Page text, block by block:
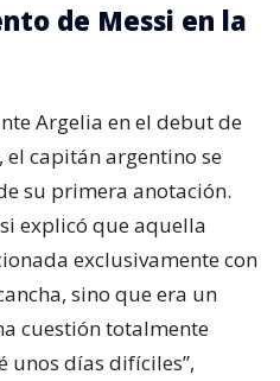
de Messi en la
Argelia en el debut de
el capitán argentino se
su primera anotación.
explicó que aquella
exclusivamente con
sino que era un
cuestión totalmente
unos días difíciles”,